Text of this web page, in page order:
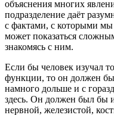
объяснения многих
подразделение даёт
с фактами, с которыми мы
может показаться
знакомясь с ним.
Если бы человек изучал
функции, то он должен
намного дольше и с
здесь. Он должен был бы
нервной, железистой,